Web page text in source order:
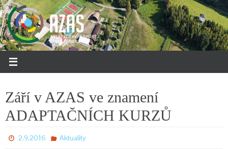
Přeskočit
na
obsah
Září v AZAS ve znamení
ADAPTAČNÍCH KURZŮ
2.9.2016 Aktuality